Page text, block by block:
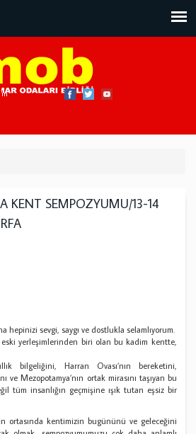
KENT SEMPOZYUMU/13-14
hepinizi sevgi, saygı ve dostlukla selamlıyorum.
yerleşimlerinden biri olan bu kadim kentte,
bilgeliğini, Harran Ovası’nın bereketini,
ve Mezopotamya’nın ortak mirasını taşıyan bu
tüm insanlığın geçmişine ışık tutan eşsiz bir
ortasında kentimizin bugününü ve geleceğini